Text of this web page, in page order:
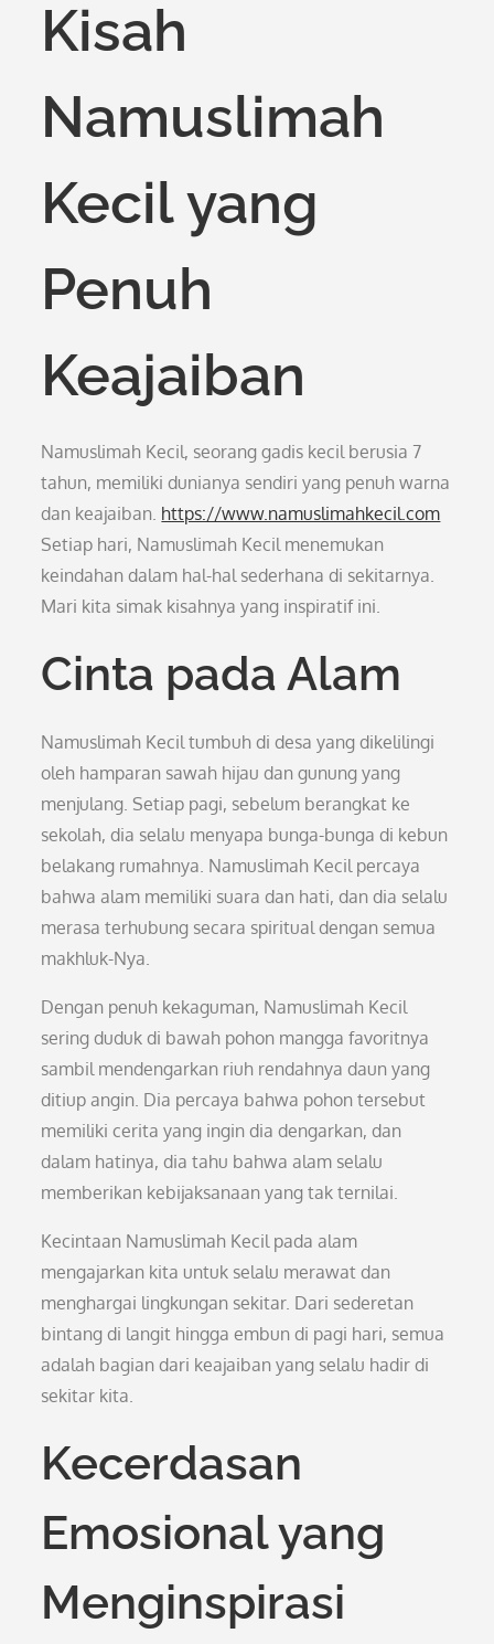
Kisah
Namuslimah
Kecil yang
Penuh
Keajaiban
Namuslimah Kecil, seorang gadis kecil berusia 7
tahun, memiliki dunianya sendiri yang penuh warna
dan keajaiban. https://www.namuslimahkecil.com
Setiap hari, Namuslimah Kecil menemukan
keindahan dalam hal-hal sederhana di sekitarnya.
Mari kita simak kisahnya yang inspiratif ini.
Cinta pada Alam
Namuslimah Kecil tumbuh di desa yang dikelilingi
oleh hamparan sawah hijau dan gunung yang
menjulang. Setiap pagi, sebelum berangkat ke
sekolah, dia selalu menyapa bunga-bunga di kebun
belakang rumahnya. Namuslimah Kecil percaya
bahwa alam memiliki suara dan hati, dan dia selalu
merasa terhubung secara spiritual dengan semua
makhluk-Nya.
Dengan penuh kekaguman, Namuslimah Kecil
sering duduk di bawah pohon mangga favoritnya
sambil mendengarkan riuh rendahnya daun yang
ditiup angin. Dia percaya bahwa pohon tersebut
memiliki cerita yang ingin dia dengarkan, dan
dalam hatinya, dia tahu bahwa alam selalu
memberikan kebijaksanaan yang tak ternilai.
Kecintaan Namuslimah Kecil pada alam
mengajarkan kita untuk selalu merawat dan
menghargai lingkungan sekitar. Dari sederetan
bintang di langit hingga embun di pagi hari, semua
adalah bagian dari keajaiban yang selalu hadir di
sekitar kita.
Kecerdasan
Emosional yang
Menginspirasi